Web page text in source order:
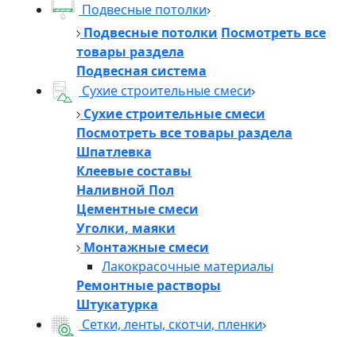
Подвесные потолки
Подвесные потолки Посмотреть все
товары раздела
Подвесная система
Сухие строительные смеси
Сухие строительные смеси
Посмотреть все товары раздела
Шпатлевка
Клеевые составы
Наливной Пол
Цементные смеси
Уголки, маяки
Монтажные смеси
Лакокрасочные материалы
Ремонтные растворы
Штукатурка
Сетки, ленты, скотчи, пленки